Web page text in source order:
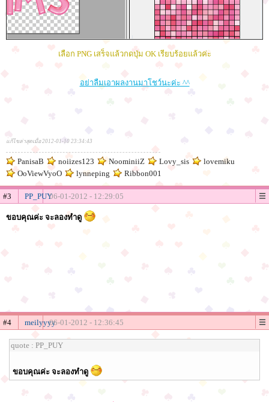
เลือก PNG เสร็จแล้วกดปุ่ม OK เรียบร้อยแล้วค่ะ
อย่าลืมเอาผลงานมาโชว์นะค่ะ ^^
แก้ไขล่าสุดเมื่อ 2012-01-10 23:34:43
PanisaB noiizes123 NoominiiZ Lovy_sis
lovemiku
OoViewVyoO
lynneping Ribbon001
#3 PP_PUY06-01-2012 - 12:29:05
ขอบคุณค่ะ จะลองทำดู
#4 meilyyyy06-01-2012 - 12:36:45
quote : PP_PUY
ขอบคุณค่ะ จะลองทำดู